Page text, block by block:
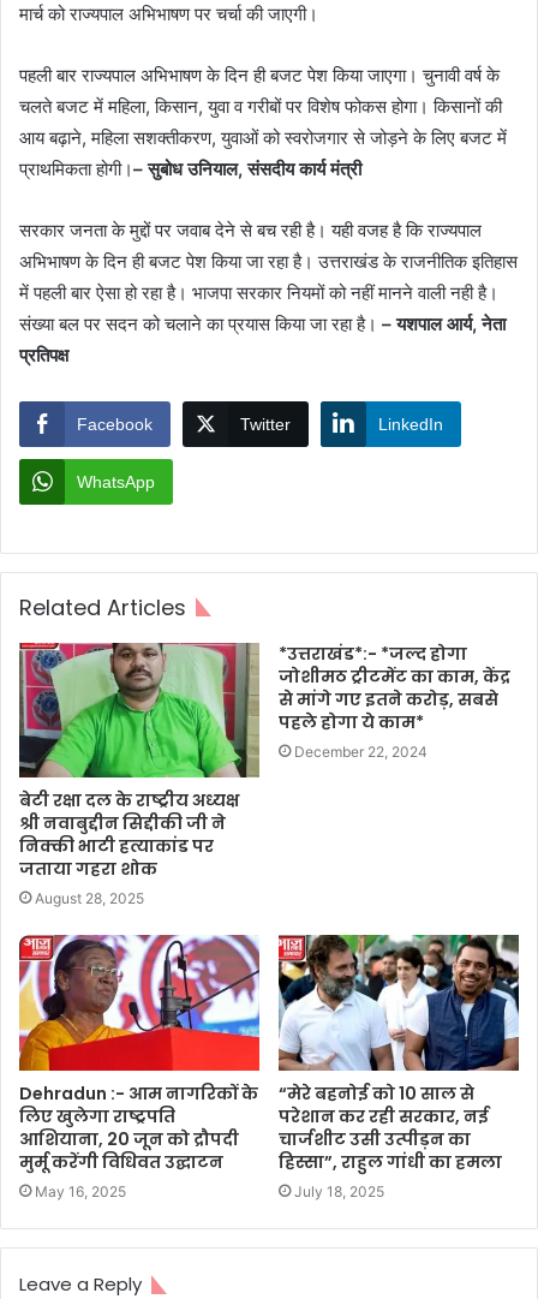
मार्च को राज्यपाल अभिभाषण पर चर्चा की जाएगी।
पहली बार राज्यपाल अभिभाषण के दिन ही बजट पेश किया जाएगा। चुनावी वर्ष के
चलते बजट में महिला, किसान, युवा व गरीबों पर विशेष फोकस होगा। किसानों की
आय बढ़ाने, महिला सशक्तीकरण, युवाओं को स्वरोजगार से जोड़ने के लिए बजट में
प्राथमिकता होगी।– सुबोध उनियाल, संसदीय कार्य मंत्री
सरकार जनता के मुद्दों पर जवाब देने से बच रही है। यही वजह है कि राज्यपाल
अभिभाषण के दिन ही बजट पेश किया जा रहा है। उत्तराखंड के राजनीतिक इतिहास
में पहली बार ऐसा हो रहा है। भाजपा सरकार नियमों को नहीं मानने वाली नही है।
संख्या बल पर सदन को चलाने का प्रयास किया जा रहा है। – यशपाल आर्य, नेता
प्रतिपक्ष
Facebook Twitter LinkedIn
WhatsApp
Related Articles
बेटी रक्षा दल के राष्ट्रीय अध्यक्ष
श्री नवाबुद्दीन सिद्दीकी जी ने
निक्की भाटी हत्याकांड पर
जताया गहरा शोक
August 28, 2025
*उत्तराखंड*:- *जल्द होगा
जोशीमठ ट्रीटमेंट का काम, केंद्र
से मांगे गए इतने करोड़, सबसे
पहले होगा ये काम*
December 22, 2024
Dehradun :- आम नागरिकों के
लिए खुलेगा राष्ट्रपति
आशियाना, 20 जून को द्रौपदी
मुर्मू करेंगी विधिवत उद्घाटन
May 16, 2025
“मेरे बहनोई को 10 साल से
परेशान कर रही सरकार, नई
चार्जशीट उसी उत्पीड़न का
हिस्सा”, राहुल गांधी का हमला
July 18, 2025
Leave a Reply